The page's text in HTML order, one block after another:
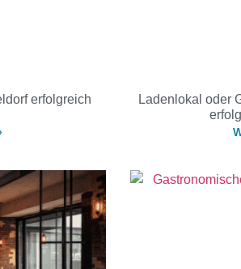
erfolgreich
Ladenlokal oder